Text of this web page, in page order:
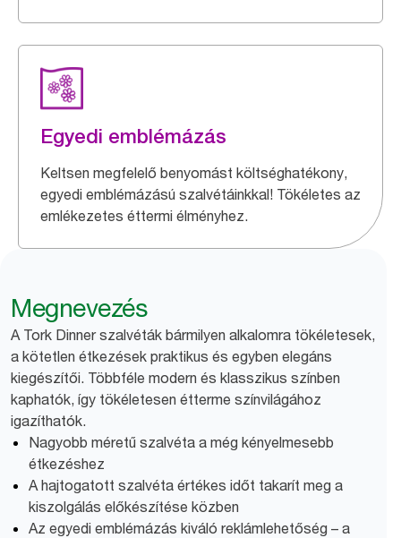
Egyedi emblémázás
Keltsen megfelelő benyomást költséghatékony,
egyedi emblémázású szalvétáinkkal! Tökéletes az
emlékezetes éttermi élményhez.
Megnevezés
A Tork Dinner szalvéták bármilyen alkalomra tökéletesek,
a kötetlen étkezések praktikus és egyben elegáns
kiegészítői. Többféle modern és klasszikus színben
kaphatók, így tökéletesen étterme színvilágához
igazíthatók.
Nagyobb méretű szalvéta a még kényelmesebb
étkezéshez
A hajtogatott szalvéta értékes időt takarít meg a
kiszolgálás előkészítése közben
Az egyedi emblémázás kiváló reklámlehetőség – a